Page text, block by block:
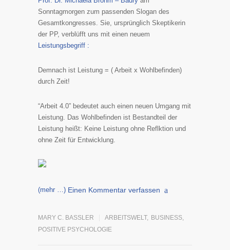
Sonntagmorgen zum passenden Slogan des
Gesamtkongresses. Sie, ursprünglich Skeptikerin
der PP, verblüfft uns mit einen neuem
Leistungsbegriff :
Demnach ist Leistung = ( Arbeit x Wohlbefinden)
durch Zeit!
“Arbeit 4.0” bedeutet auch einen neuen Umgang mit
Leistung. Das Wohlbefinden ist Bestandteil der
Leistung heißt: Keine Leistung ohne Reflktion und
ohne Zeit für Entwicklung.
(mehr …) Einen Kommentar verfassen
MARY C. BASSLER ARBEITSWELT, BUSINESS,
POSITIVE PSYCHOLOGIE